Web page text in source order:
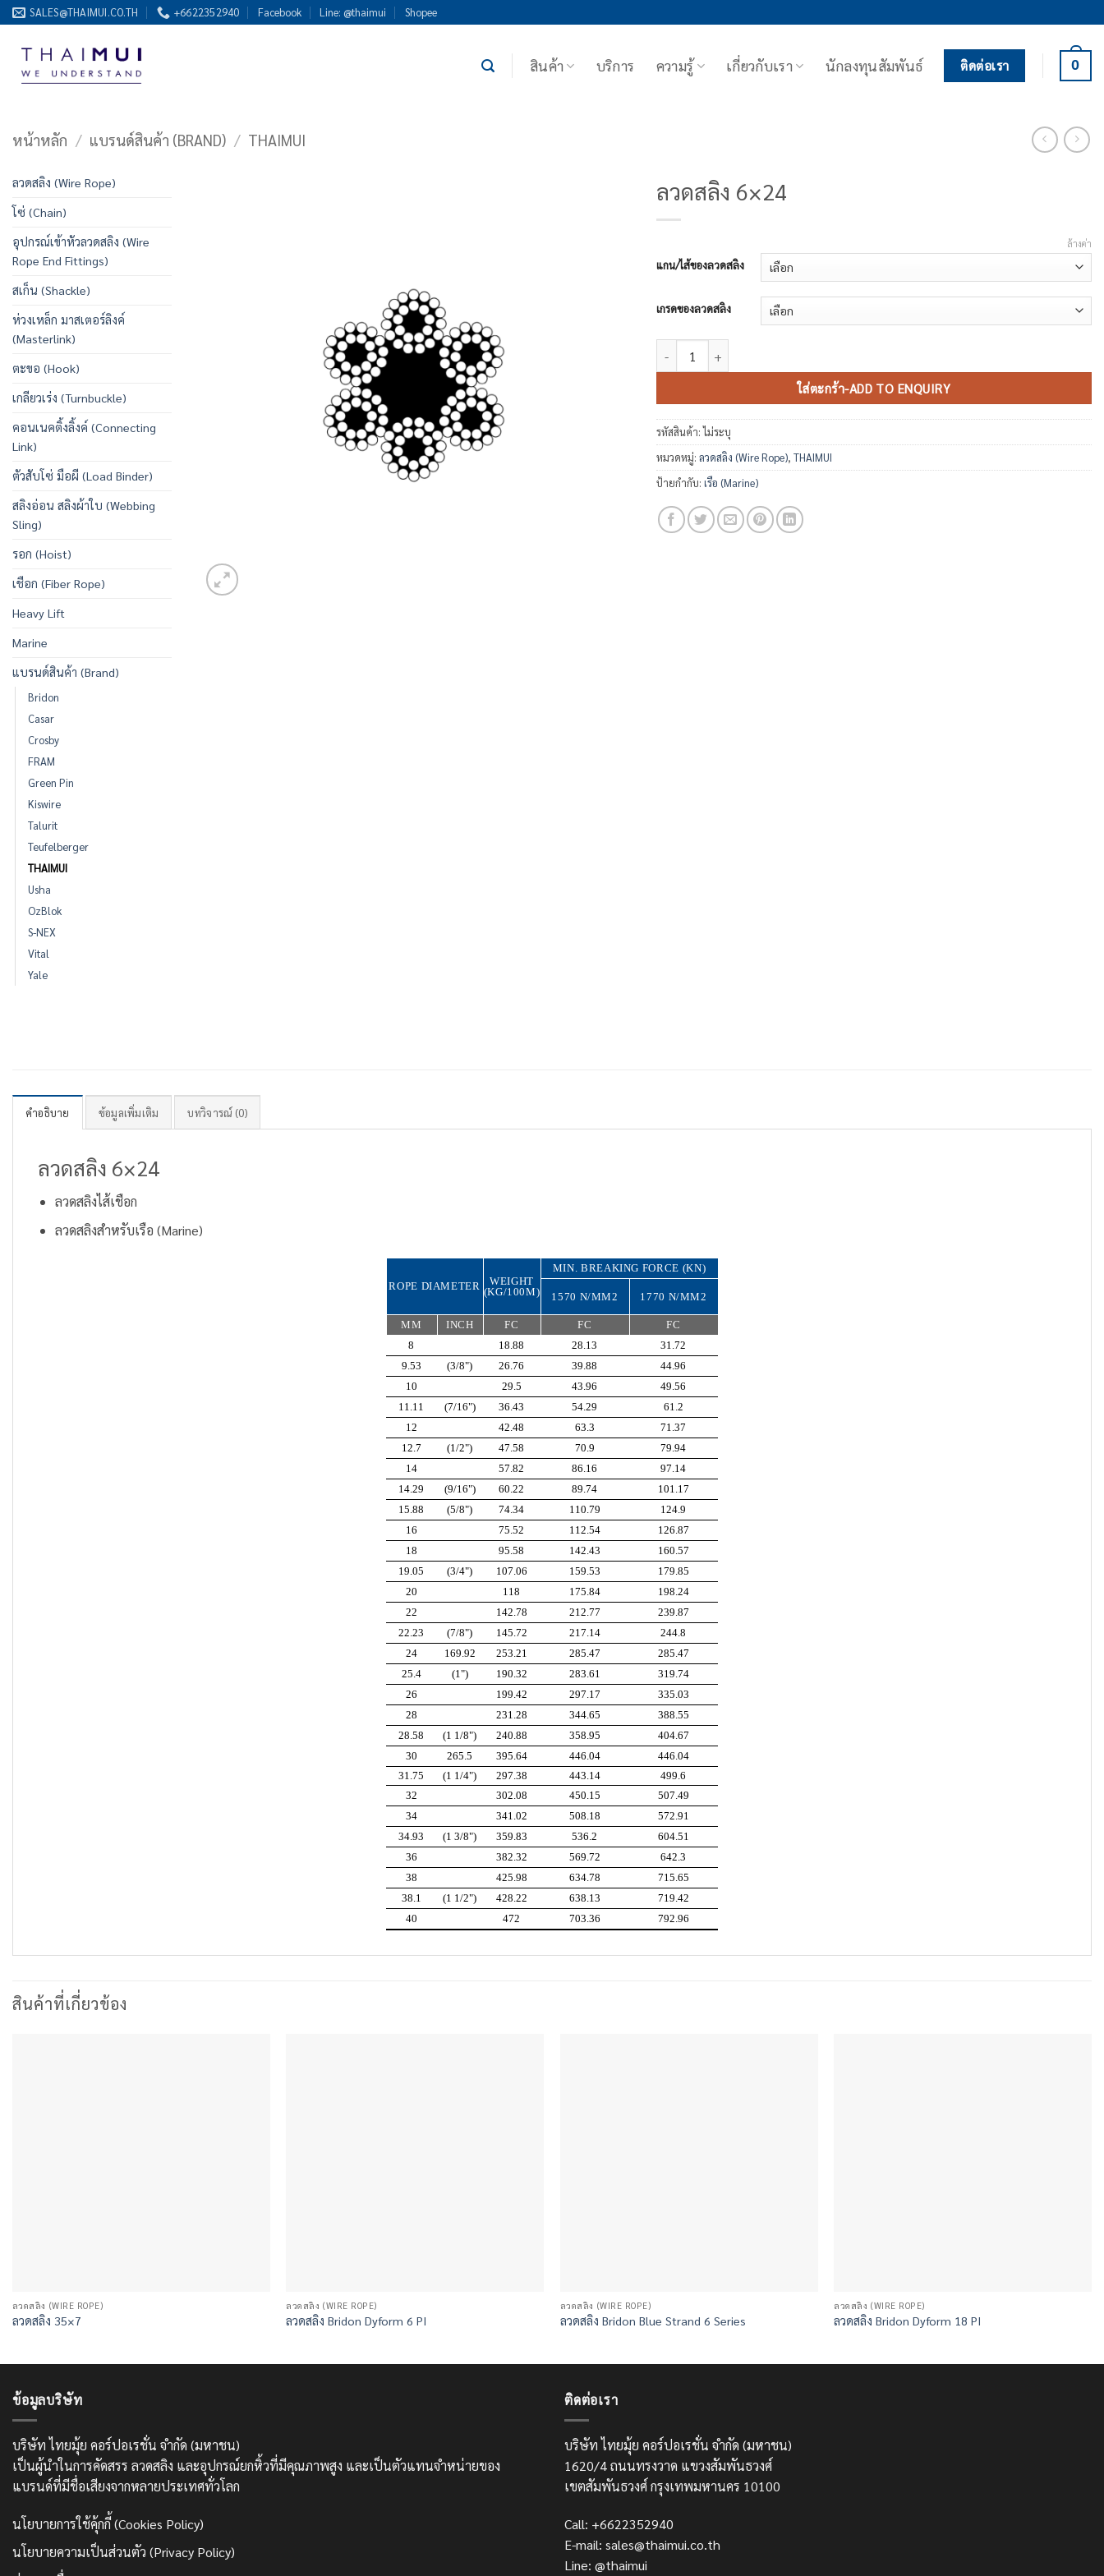
ข้าม
ไป
เนื้อหา
SALES@THAIMUI.CO.TH +6622352940 Facebook Line: @thaimui Shopee
สินค้า บริการ ความรู้ เกี่ยวกับเรา นักลงทุนสัมพันธ์ ติดต่อเรา 0
หน้าหลัก / แบรนด์สินค้า (BRAND) / THAIMUI
ลวดสลิง (Wire Rope)
โซ่ (Chain)
อุปกรณ์เข้าหัวลวดสลิง (Wire
Rope End Fittings)
สเก็น (Shackle)
ห่วงเหล็ก มาสเตอร์ลิงค์
(Masterlink)
ตะขอ (Hook)
เกลียวเร่ง (Turnbuckle)
คอนเนคติ้งลิ้งค์ (Connecting
Link)
ตัวสับโซ่ มือผี (Load Binder)
สลิงอ่อน สลิงผ้าใบ (Webbing
Sling)
รอก (Hoist)
เชือก (Fiber Rope)
Heavy Lift
Marine
แบรนด์สินค้า (Brand)
Bridon
Casar
Crosby
FRAM
Green Pin
Kiswire
Talurit
Teufelberger
THAIMUI
Usha
OzBlok
S-NEX
Vital
Yale
ลวดสลิง 6×24
แกน/ไส้ของลวดสลิง
เกรดของลวดสลิง
ล้างค่า
ใส่ตะกร้า-ADD TO ENQUIRY
รหัสสินค้า:ไม่ระบุ
หมวดหมู่: ลวดสลิง (Wire Rope), THAIMUI
ป้ายกำกับ: เรือ (Marine)
คำอธิบาย ข้อมูลเพิ่มเติม บทวิจารณ์ (0)
ลวดสลิง 6×24
ลวดสลิงไส้เชือก
ลวดสลิงสำหรับเรือ (Marine)
ROPE DIAMETER
WEIGHT
(KG/100M)
MIN. BREAKING FORCE (KN)
1570 N/MM2 1770 N/MM2
MM INCH FC FC
FC
8
18.88 28.13
31.72
9.53
(3/8") 26.76 39.88
44.96
10
29.5 43.96
49.56
11.11
(7/16") 36.43 54.29
61.2
12
42.48 63.3
71.37
12.7
(1/2") 47.58 70.9
79.94
14
57.82 86.16
97.14
14.29
(9/16") 60.22 89.74
101.17
15.88
(5/8") 74.34 110.79
124.9
16
75.52 112.54
126.87
18
95.58 142.43
160.57
19.05
(3/4") 107.06 159.53
179.85
20
118 175.84
198.24
22
142.78 212.77
239.87
22.23
(7/8") 145.72 217.14
244.8
24
169.92 253.21 285.47
285.47
25.4
(1") 190.32 283.61
319.74
26
199.42 297.17
335.03
28
231.28 344.65
388.55
28.58
(1 1/8") 240.88 358.95
404.67
30
265.5 395.64 446.04
446.04
31.75
(1 1/4") 297.38 443.14
499.6
32
302.08 450.15
507.49
34
341.02 508.18
572.91
34.93
(1 3/8") 359.83 536.2
604.51
36
382.32 569.72
642.3
38
425.98 634.78
715.65
38.1
(1 1/2") 428.22 638.13
719.42
40
472 703.36 792.96
สินค้าที่เกี่ยวข้อง
ลวดสลิง (WIRE ROPE)
ลวดสลิง 35×7
ลวดสลิง (WIRE ROPE)
ลวดสลิง Bridon Dyform 6 PI
ลวดสลิง (WIRE ROPE)
ลวดสลิง Bridon Blue Strand 6 Series
ลวดสลิง (WIRE ROPE)
ลวดสลิง Bridon Dyform 18 PI
ข้อมูลบริษัท
บริษัท ไทยมุ้ย คอร์ปอเรชั่น จำกัด (มหาชน)
เป็นผู้นำในการคัดสรร ลวดสลิง และอุปกรณ์ยกหิ้วที่มีคุณภาพสูง และเป็นตัวแทนจำหน่ายของ
แบรนด์ที่มีชื่อเสียงจากหลายประเทศทั่วโลก
นโยบายการใช้คุ้กกี้ (Cookies Policy)
นโยบายความเป็นส่วนตัว (Privacy Policy)
ติดต่อเรา
บริษัท ไทยมุ้ย คอร์ปอเรชั่น จำกัด (มหาชน)
1620/4 ถนนทรงวาด แขวงสัมพันธวงศ์
เขตสัมพันธวงศ์ กรุงเทพมหานคร 10100
Call: +6622352940
E-mail: sales@thaimui.co.th
Line: @thaimui